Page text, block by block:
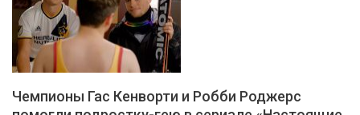
Чемпионы Гас Кенворти и Робби Роджерс